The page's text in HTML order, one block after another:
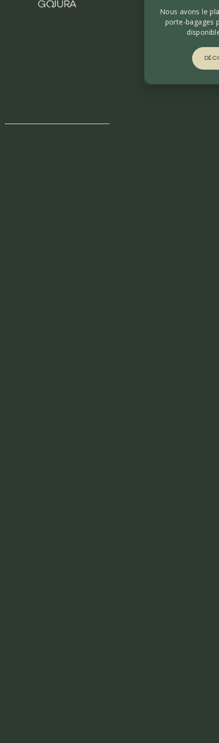
Nous avons le
porte-bagages